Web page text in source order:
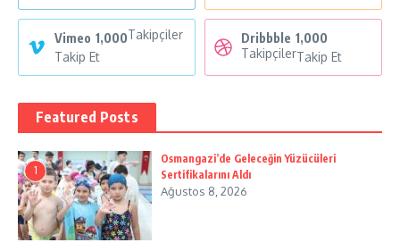
Vimeo 1,000Takipçiler
Takip Et
Dribbble 1,000
TakipçilerTakip Et
Featured Posts
1
Osmangazi’de Geleceğin Yüzücüleri
Sertifikalarını Aldı
Ağustos 8, 2026